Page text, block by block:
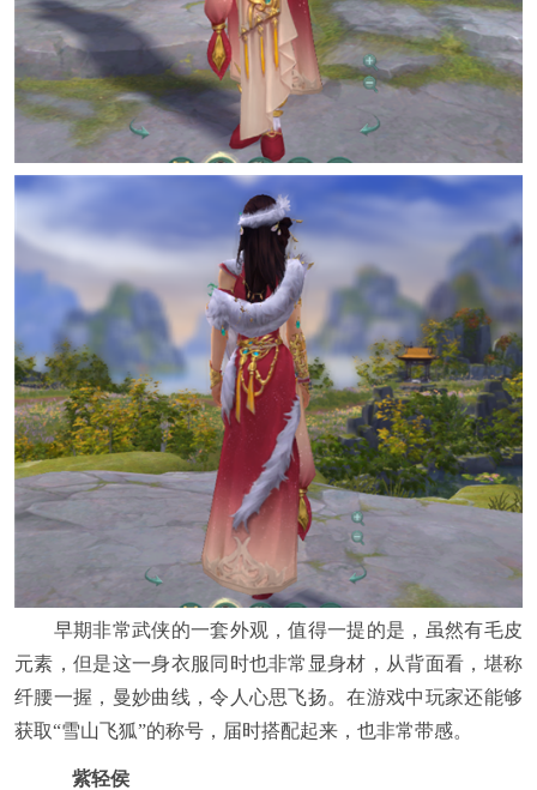
早期非常武侠的一套外观，值得一提的是，虽然有毛皮
元素，但是这一身衣服同时也非常显身材，从背面看，堪称
纤腰一握，曼妙曲线，令人心思飞扬。在游戏中玩家还能够
获取“雪山飞狐”的称号，届时搭配起来，也非常带感。
紫轻侯